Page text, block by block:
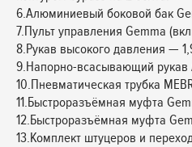
6.Алюминиевый боковой бак
7.Пульт управления Gemma
8.Рукав высокого давления —
9.Напорно-всасывающий рукав
10.Пневматическая трубка
11.Быстроразъёмная муфта
12.Быстроразъёмная муфта
13.Комплект штуцеров и